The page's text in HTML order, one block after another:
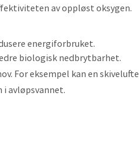
av oppløst oksygen.
energiforbruket.
biologisk nedbrytbarhet.
For eksempel kan en
avløpsvannet.